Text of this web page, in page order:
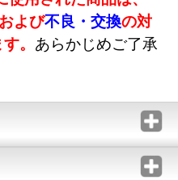
および不良・交換の対
。 あらかじめご了承